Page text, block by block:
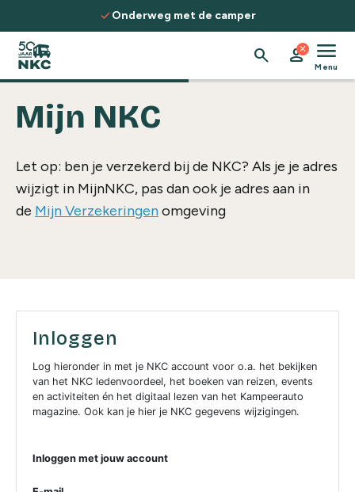
Spring naar de inhoud
checkOnderweg met de camper
search person
close menu
Menu
Mijn NKC
Let op: ben je verzekerd bij de NKC? Als je je adres
wijzigt in MijnNKC, pas dan ook je adres aan in
de Mijn Verzekeringenomgeving
Inloggen
Log hieronder in met je NKC account voor o.a. het bekijken
van het NKC ledenvoordeel, het boeken van reizen, events
en activiteiten én het digitaal lezen van het Kampeerauto
magazine. Ook kan je hier je NKC gegevens wijzigingen.
Inloggen met jouw account